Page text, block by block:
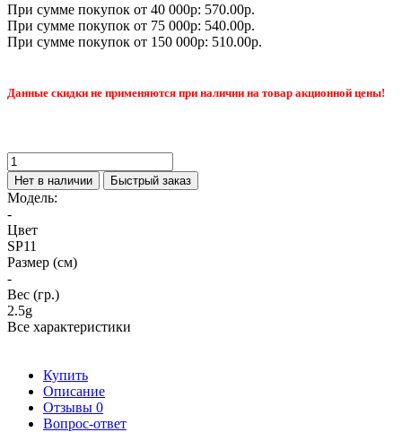
При сумме покупок от 40 000р: 570.00р.
При сумме покупок от 75 000р: 540.00р.
При сумме покупок от 150 000р: 510.00р.
Данные скидки не применяются при наличии на товар акционной цены!
Нет в наличии Быстрый заказ
Модель:
-
Цвет
SP11
Размер (см)
-
Вес (гр.)
2.5g
Все характеристики
Купить
Описание
Отзывы 0
Вопрос-ответ